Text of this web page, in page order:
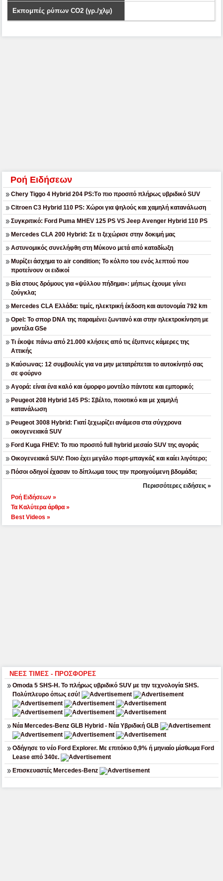
Εκπομπές ρύπων CO2 (γρ./χλμ)
Ροή Ειδήσεων
Chery Tiggo 4 Hybrid 204 PS:Tο πιο προσιτό πλήρως υβριδικό SUV
Citroen C3 Hybrid 110 PS: Χώροι για ψηλούς και χαμηλή κατανάλωση
Συγκριτικό: Ford Puma MHEV 125 PS VS Jeep Avenger Hybrid 110 PS
Mercedes CLA 200 Hybrid: Σε τι ξεχώρισε στην δοκιμή μας
Αστυνομικός συνελήφθη στη Μύκονο μετά από καταδίωξη
Μυρίζει άσχημα το air condition; Το κόλπο του ενός λεπτού που
προτείνουν οι ειδικοί
Βία στους δρόμους για «ψύλλου πήδημα»: μήπως έχουμε γίνει
ζούγκλα;
Mercedes CLA Ελλάδα: τιμές, ηλεκτρική έκδοση και αυτονομία 792 km
Opel: Το σπορ DNA της παραμένει ζωντανό και στην ηλεκτροκίνηση με
μοντέλα GSe
Τι έκοψε πάνω από 21.000 κλήσεις από τις έξυπνες κάμερες της
Αττικής
Καύσωνας: 12 συμβουλές για να μην μετατρέπεται το αυτοκίνητό σας
σε φούρνο
Αγορά: είναι ένα καλό και όμορφο μοντέλο πάντοτε και εμπορικό;
Peugeot 208 Hybrid 145 PS: Σβέλτο, ποιοτικό και με χαμηλή
κατανάλωση
Peugeot 3008 Hybrid: Γιατί ξεχωρίζει ανάμεσα στα σύγχρονα
οικογενειακά SUV
Ford Kuga FHEV: Το πιο προσιτό full hybrid μεσαίο SUV της αγοράς
Οικογενειακά SUV: Ποιο έχει μεγάλο πορτ-μπαγκάζ και καίει λιγότερο;
Πόσοι οδηγοί έχασαν το δίπλωμα τους την προηγούμενη βδομάδα;
Περισσότερες ειδήσεις »
Ροή Ειδήσεων »
Τα Καλύτερα άρθρα »
Best Videos »
ΝΕΕΣ ΤΙΜΕΣ - ΠΡΟΣΦΟΡΕΣ
Omoda 5 SHS-H. Το πλήρως υβριδικό SUV με την τεχνολογία SHS.
Πολύπλευρο όπως εσύ!
Νέα Mercedes-Benz GLB Hybrid - Νέα Υβριδική GLB
Οδήγησε το νέο Ford Explorer. Με επιτόκιο 0,9% ή μηνιαίο μίσθωμα Ford
Lease από 340ε.
Επισκευαστές Mercedes-Benz